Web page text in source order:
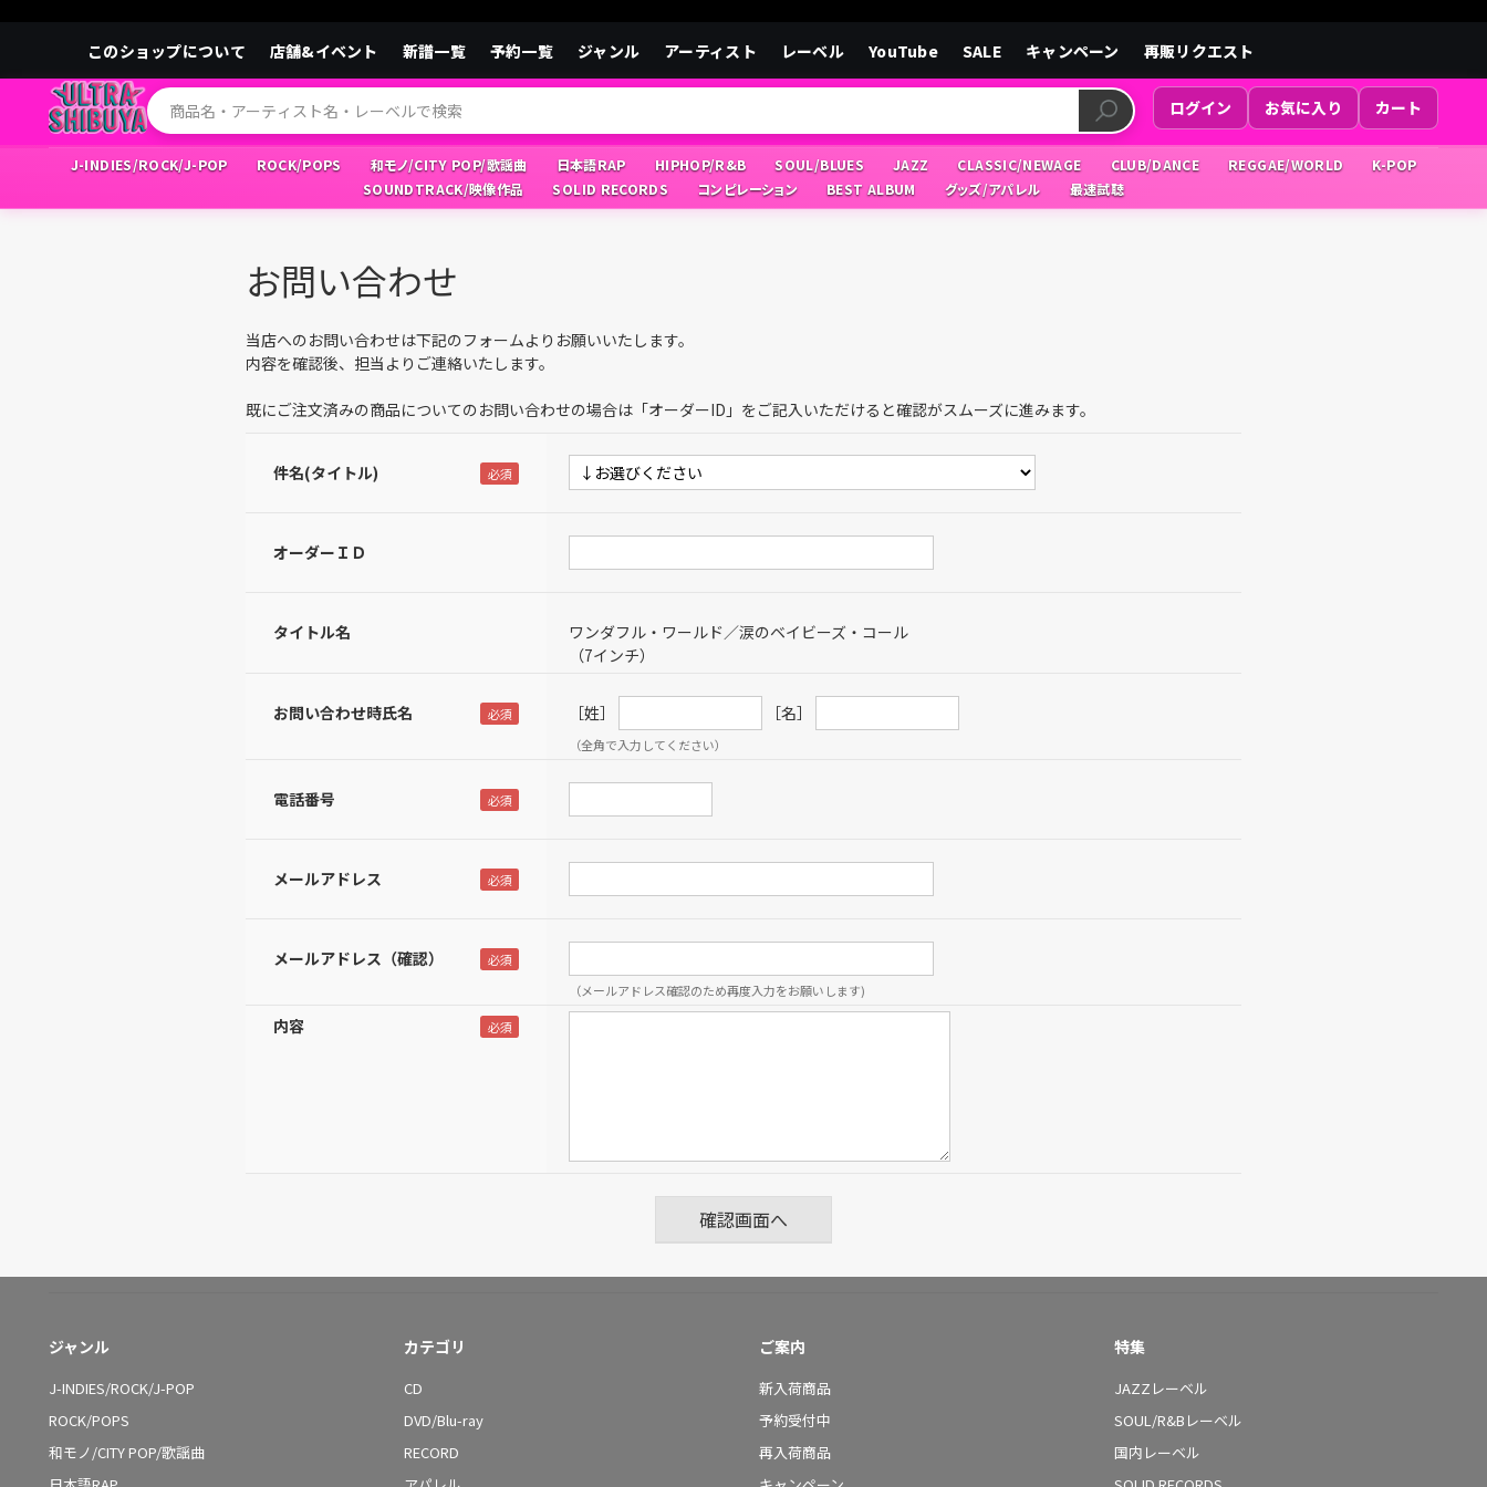
このショップについて 店舗&イベント 新譜一覧 予約一覧 ジャンル アーティスト レーベル YouTube SALE キャンペーン 再販リクエスト
ログイン お気に入り カート
J-INDIES/ROCK/J-POP ROCK/POPS 和モノ/CITY POP/歌謡曲 日本語RAP HIPHOP/R&B SOUL/BLUES JAZZ CLASSIC/NEWAGE CLUB/DANCE REGGAE/WORLD
K-POP
SOUNDTRACK/映像作品
SOLID RECORDS コンピレーション BEST ALBUM グッズ/アパレル 最速試聴
お問い合わせ
当店へのお問い合わせは下記のフォームよりお願いいたします。
内容を確認後、担当よりご連絡いたします。
既にご注文済みの商品についてのお問い合わせの場合は「オーダーID」をご記入いただけると確認がスムーズに進みます。
件名(タイトル)
オーダーＩＤ
タイトル名
ワンダフル・ワールド／涙のベイビーズ・コール
（7インチ）
お問い合わせ時氏名 ［姓］ ［名］
（全角で入力してください）
電話番号
メールアドレス
メールアドレス（確認）
（メールアドレス確認のため再度入力をお願いします)
内容
ジャンル
J-INDIES/ROCK/J-POP
ROCK/POPS
和モノ/CITY POP/歌謡曲
カテゴリ
CD
DVD/Blu-ray
RECORD
ご案内
新入荷商品
予約受付中
再入荷商品
特集
JAZZレーベル
SOUL/R&Bレーベル
国内レーベル